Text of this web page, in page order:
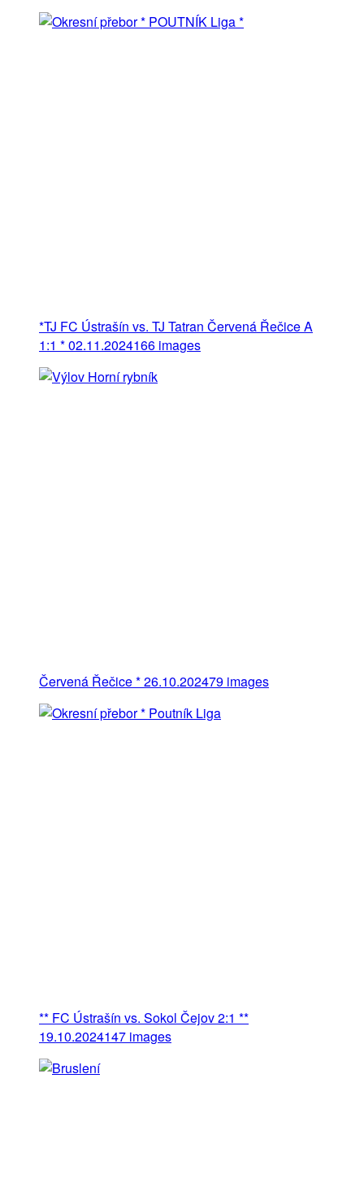
*TJ FC Ústrašín vs. TJ Tatran Červená Řečice A
1:1 * 02.11.2024166 images
Červená Řečice * 26.10.202479 images
** FC Ústrašín vs. Sokol Čejov 2:1 **
19.10.2024147 images